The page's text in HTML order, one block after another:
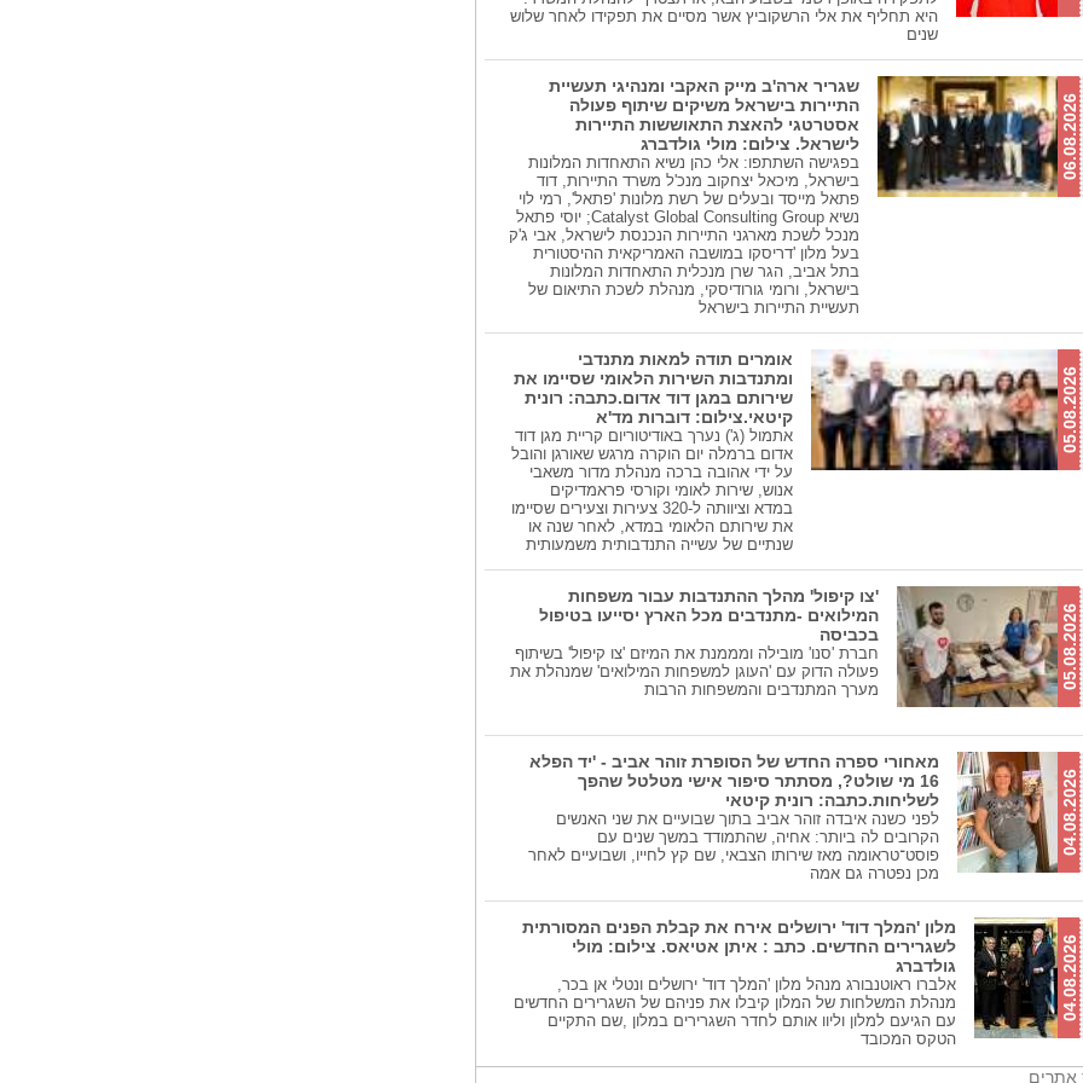
היא תחליף את אלי הרשקוביץ אשר מסיים את תפקידו לאחר שלוש
שנים
06.08.2026
שגריר ארה'ב מייק האקבי ומנהיגי תעשיית
התיירות בישראל משיקים שיתוף פעולה
אסטרטגי להאצת התאוששות התיירות
לישראל. צילום: מולי גולדברג
בפגישה השתתפו: אלי כהן נשיא התאחדות המלונות
בישראל, מיכאל יצחקוב מנכ'ל משרד התיירות, דוד
פתאל מייסד ובעלים של רשת מלונות 'פתאל', רמי לוי
נשיא Catalyst Global Consulting Group; יוסי פתאל
מנכל לשכת מארגני התיירות הנכנסת לישראל, אבי ג'ק
בעל מלון 'דריסקו במושבה האמריקאית ההיסטורית
בתל אביב, הגר שרן מנכלית התאחדות המלונות
בישראל, ורומי גורודיסקי, מנהלת לשכת התיאום של
תעשיית התיירות בישראל
05.08.2026
אומרים תודה למאות מתנדבי
ומתנדבות השירות הלאומי שסיימו את
שירותם במגן דוד אדום.כתבה: רונית
קיטאי.צילום: דוברות מד'א
אתמול (ג') נערך באודיטוריום קריית מגן דוד
אדום ברמלה יום הוקרה מרגש שאורגן והובל
על ידי אהובה ברכה מנהלת מדור משאבי
אנוש, שירות לאומי וקורסי פראמדיקים
במדא וציוותה ל-320 צעירות וצעירים שסיימו
את שירותם הלאומי במדא, לאחר שנה או
שנתיים של עשייה התנדבותית משמעותית
05.08.2026
'צו קיפול' מהלך ההתנדבות עבור משפחות
המילואים -מתנדבים מכל הארץ יסייעו בטיפול
בכביסה
חברת 'סנו' מובילה ומממנת את המיזם 'צו קיפול' בשיתוף
פעולה הדוק עם 'העוגן למשפחות המילואים' שמנהלת את
מערך המתנדבים והמשפחות הרבות
04.08.2026
מאחורי ספרה החדש של הסופרת זוהר אביב - 'יד הפלא
16 מי שולט?, מסתתר סיפור אישי מטלטל שהפך
לשליחות.כתבה: רונית קיטאי
לפני כשנה איבדה זוהר אביב בתוך שבועיים את שני האנשים
הקרובים לה ביותר: אחיה, שהתמודד במשך שנים עם
פוסט־טראומה מאז שירותו הצבאי, שם קץ לחייו, ושבועיים לאחר
מכן נפטרה גם אמה
04.08.2026
מלון 'המלך דוד' ירושלים אירח את קבלת הפנים המסורתית
לשגרירים החדשים. כתב : איתן אטיאס. צילום: מולי
גולדברג
אלברו ראוטנבורג מנהל מלון 'המלך דוד' ירושלים ונטלי אן בכר,
מנהלת המשלחות של המלון קיבלו את פניהם של השגרירים החדשים
עם הגיעם למלון וליוו אותם לחדר השגרירים במלון ,שם התקיים
הטקס המכובד
אתרים